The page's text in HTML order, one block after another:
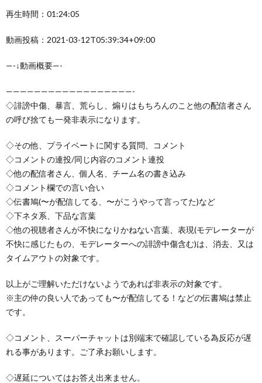
再生時間：01:24:05
動画投稿：2021-03-12T05:39:34+09:00
—-↓動画概要—-
——————————————————-
◇誹謗中傷、暴言、荒らし、煽りはもちろんのこと他の配信者さん
の呼び捨ても一発非表示になります。
◇その他、プライベートに関する質問、コメント
◇コメントの連投/同じ内容のコメント連投
◇他の配信者さん、個人名、チーム名の書き込み
◇コメント欄での言い合い
◇伝書鳩(〜が配信してる、〜がこうやって言ってた)など
◇下ネタ系、下品な言葉
◇他の視聴者さんが不快になりかねない言葉、表現(モデレーターが
不快に感じたもの、モデレーターへの誹謗中傷含む)は、消去、又は
タイムアウトの対象です。
以上がご理解いただけないようであれば非表示の対象です。
※主の仲の良い人であっても〜が配信してる！などの伝書鳩は禁止
です。
◇コメント、スーパーチャットは別端末で確認している為反応が遅
れる事があります。ご了承お願いします。
◇遅延についてはお答え出来ません。